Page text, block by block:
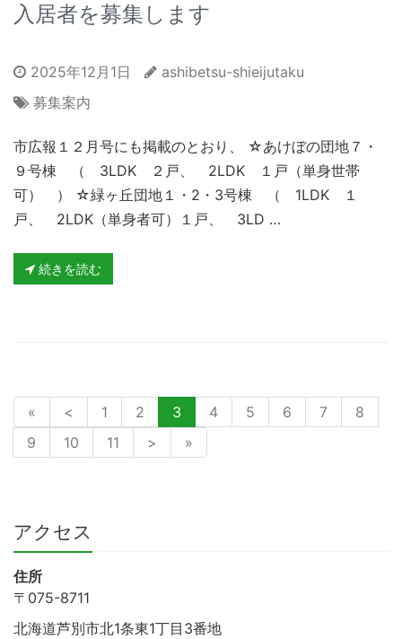
入居者を募集します
2025年12月1日
ashibetsu-shieijutaku
募集案内
市広報１２月号にも掲載のとおり、 ☆あけぼの団地７・
９号棟 （ 3LDK ２戸、 2LDK １戸（単身世帯
可） ） ☆緑ヶ丘団地１・2・3号棟 （ 1LDK １
戸、 2LDK（単身者可）１戸、 3LD …
続きを読む
« < 1 2 3 4 5 6 7
8
9
10 11 > »
アクセス
住所
〒075-8711
北海道芦別市北1条東1丁目3番地